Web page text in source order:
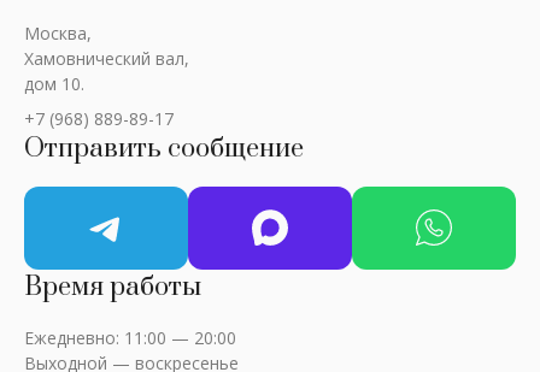
Москва,
Хамовнический вал,
дом 10.
+7 (968) 889-89-17
Отправить сообщение
Время работы
Ежедневно: 11:00 — 20:00
Выходной — воскресенье